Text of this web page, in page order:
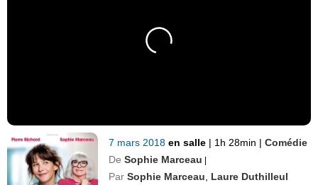
7 mars 2018en salle | 1h 28min | Comédie
De Sophie Marceau |
Par Sophie Marceau
Laure Duthilleul